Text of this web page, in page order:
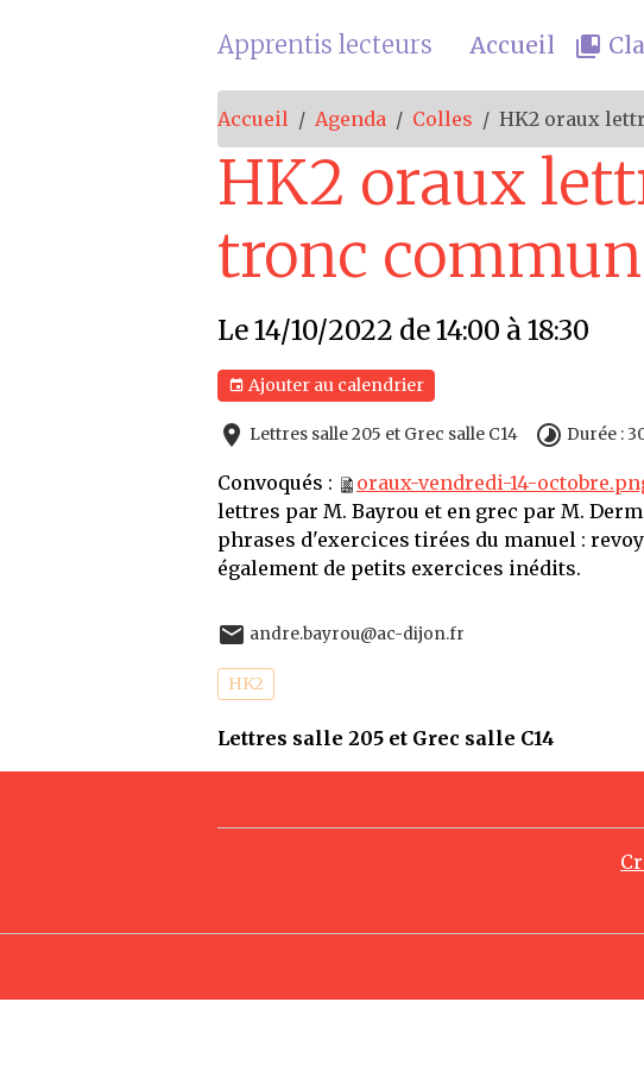
Apprentis lecteurs Accueil
Accueil Agenda Colles HK2 oraux
HK2 oraux
tronc commun
Le 14/10/2022 de 14:00 à 18:30
Ajouter au calendrier
Lettres salle 205 et Grec salle C14 Durée :
Convoqués : oraux-vendredi-14-
lettres par M. Bayrou et en grec par M.
phrases d'exercices tirées du manuel :
également de petits exercices inédits.
andre.bayrou@ac-dijon.fr
HK2
Lettres salle 205 et Grec salle C14